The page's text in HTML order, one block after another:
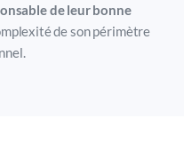
de leur bonne
de son périmètre